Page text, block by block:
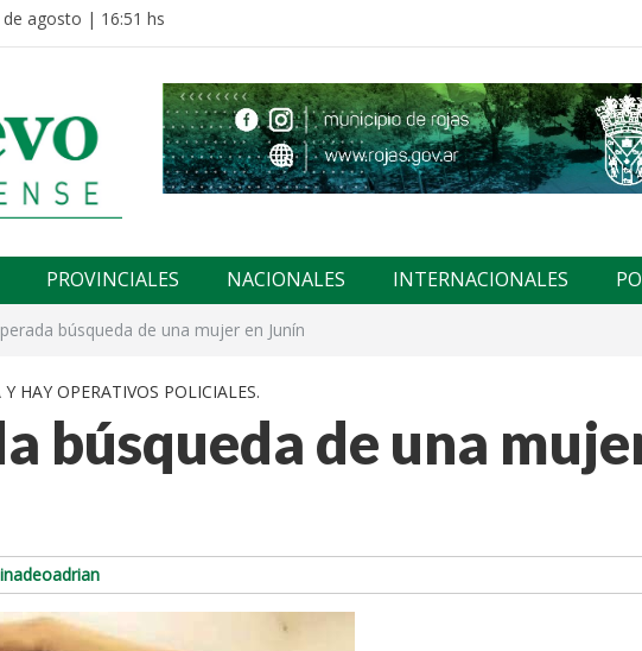
de agosto | 16:51 hs
PROVINCIALES NACIONALES INTERNACIONALES
búsqueda de una mujer en Junín
HAY OPERATIVOS POLICIALES.
búsqueda de una